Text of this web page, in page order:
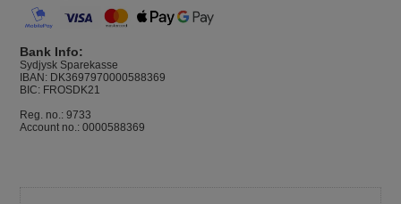
Bank Info:
Sydjysk Sparekasse
IBAN: DK3697970000588369
BIC: FROSDK21
Reg. no.: 9733
Account no.: 0000588369